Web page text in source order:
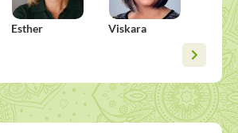
Esther Viskara Sonja